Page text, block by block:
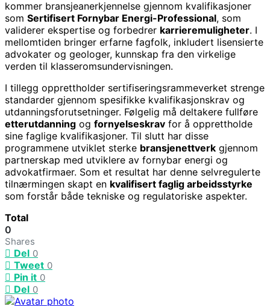
kommer bransjeanerkjennelse gjennom kvalifikasjoner
som Sertifisert Fornybar Energi-Professional, som
validerer ekspertise og forbedrer karrieremuligheter. I
mellomtiden bringer erfarne fagfolk, inkludert lisensierte
advokater og geologer, kunnskap fra den virkelige
verden til klasseromsundervisningen.
I tillegg opprettholder sertifiseringsrammeverket strenge
standarder gjennom spesifikke kvalifikasjonskrav og
utdanningsforutsetninger. Følgelig må deltakere fullføre
etterutdanning og fornyelseskrav for å opprettholde
sine faglige kvalifikasjoner. Til slutt har disse
programmene utviklet sterke bransjenettverk gjennom
partnerskap med utviklere av fornybar energi og
advokatfirmaer. Som et resultat har denne selvregulerte
tilnærmingen skapt en kvalifisert faglig arbeidsstyrke
som forstår både tekniske og regulatoriske aspekter.
Total
0
Shares
Del 0
Tweet 0
Pin it 0
Del 0